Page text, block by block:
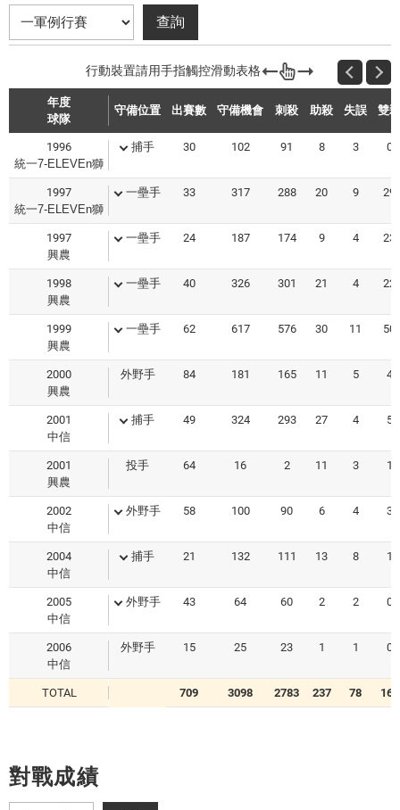
年度
球隊
守備位置 出賽數 守備機會 刺殺 助殺 失誤 雙殺
1996
統一7-ELEVEn獅
捕手 30 102 91 8 3 0
1997
統一7-ELEVEn獅
一壘手 33 317 288 20 9 29
1997
興農
一壘手 24 187 174 9 4 23
1998
興農
一壘手 40 326 301 21 4 22
1999
興農
一壘手 62 617 576 30 11 50
2000
興農
外野手 84 181 165 11 5 4
2001
中信
捕手 49 324 293 27 4 5
2001
興農
投手 64 16 2 11 3 1
2002
中信
外野手 58 100 90 6 4 3
2004
中信
捕手 21 132 111 13 8 1
2005
中信
外野手 43 64 60 2 2 0
2006
中信
外野手 15 25 23 1 1 0
TOTAL 709 3098 2783 237 78 165
對戰成績